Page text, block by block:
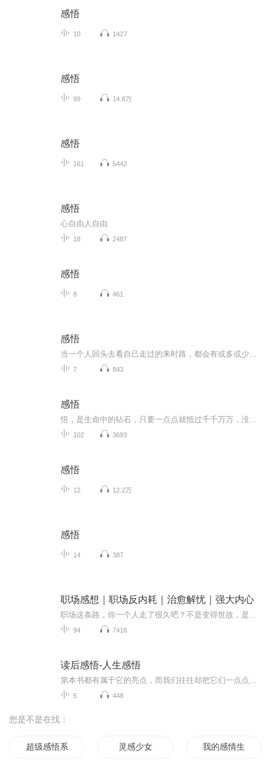
感悟
10 1427
感悟
99 14.8万
感悟
161 5442
感悟
心自由人自由
18 2487
感悟
8 461
感悟
7 843
感悟
102 3693
感悟
12 12.2万
感悟
14 387
职场感想｜职场反内耗｜治愈解忧｜强大内心
94 7416
读后感悟-人生感悟
5 448
您是不是在找：
超级感悟系统 灵感少女 我的感情生活